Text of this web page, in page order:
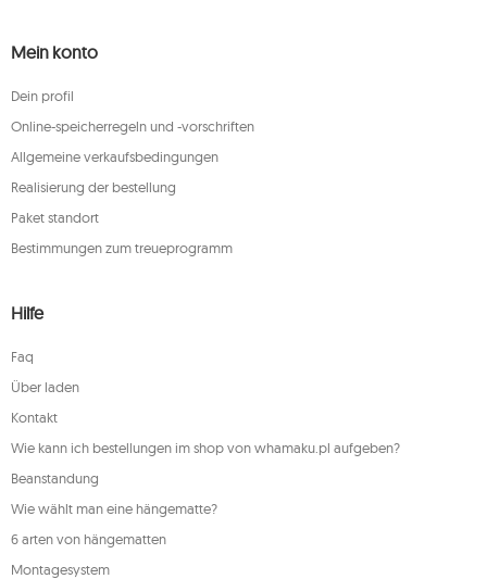
Mein konto
Dein profil
Online-speicherregeln und -vorschriften
Allgemeine verkaufsbedingungen
Realisierung der bestellung
Paket standort
Bestimmungen zum treueprogramm
Hilfe
Faq
Über laden
Kontakt
Wie kann ich bestellungen im shop von whamaku.pl aufgeben?
Beanstandung
Wie wählt man eine hängematte?
6 arten von hängematten
Montagesystem